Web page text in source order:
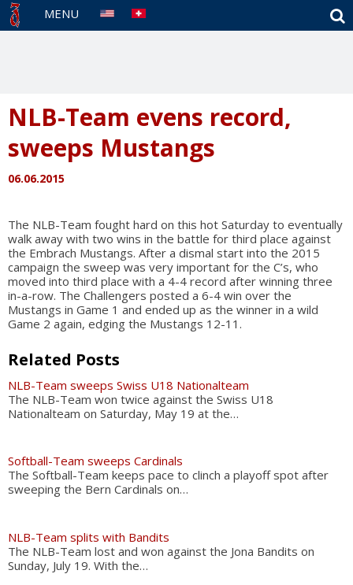
MENU
NLB-Team evens record,
sweeps Mustangs
06.06.2015
The NLB-Team fought hard on this hot Saturday to eventually
walk away with two wins in the battle for third place against
the Embrach Mustangs. After a dismal start into the 2015
campaign the sweep was very important for the C’s, who
moved into third place with a 4-4 record after winning three
in-a-row. The Challengers posted a 6-4 win over the
Mustangs in Game 1 and ended up as the winner in a wild
Game 2 again, edging the Mustangs 12-11.
Related Posts
NLB-Team sweeps Swiss U18 Nationalteam
The NLB-Team won twice against the Swiss U18
Nationalteam on Saturday, May 19 at the…
Softball-Team sweeps Cardinals
The Softball-Team keeps pace to clinch a playoff spot after
sweeping the Bern Cardinals on…
NLB-Team splits with Bandits
The NLB-Team lost and won against the Jona Bandits on
Sunday, July 19. With the…